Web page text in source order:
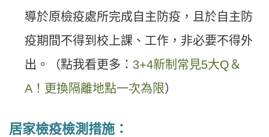
導於原檢疫處所完成自主防疫，且於自主防
疫期間不得到校上課、工作，非必要不得外
出。（點我看更多： 3+4新制常見5大Q＆
A！更換隔離地點一次為限）
居家檢疫檢測措施：